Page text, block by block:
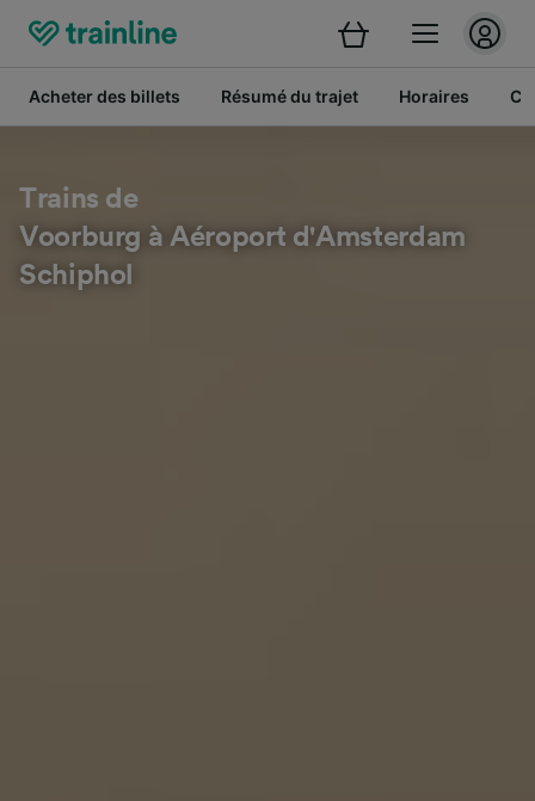
Acheter des billets Résumé du trajet Horaires
Trains de
Voorburg à Aéroport d'Amsterdam
Schiphol